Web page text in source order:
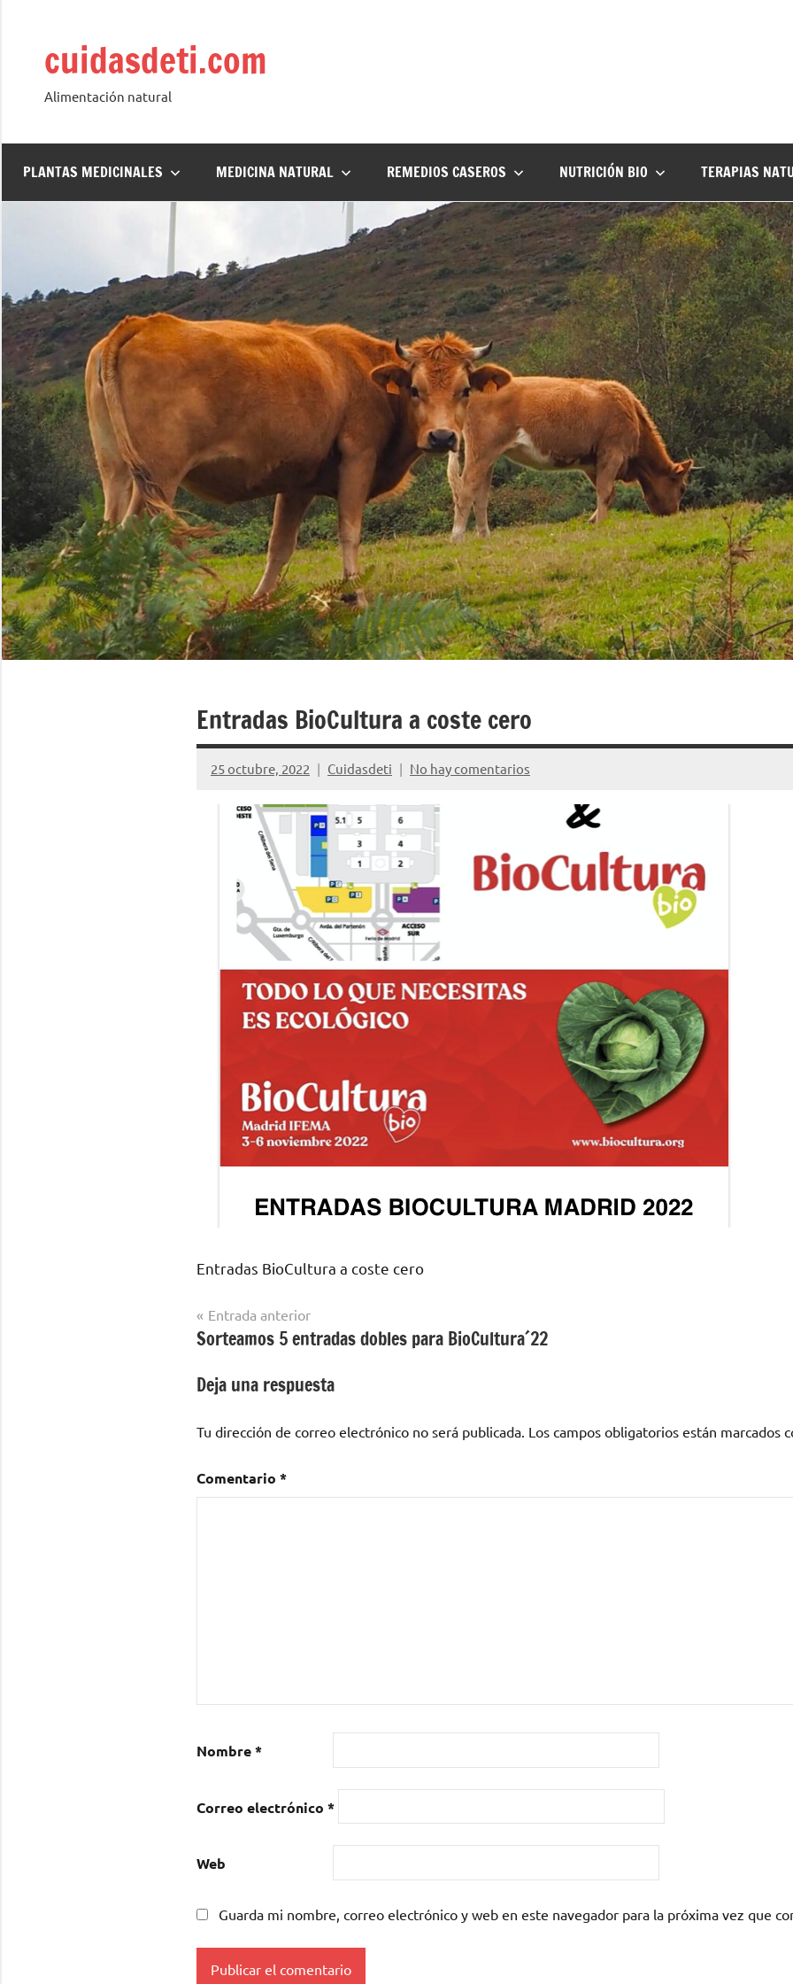
contenidocuidasdeti.com
Alimentación natural
PLANTAS MEDICINALES MEDICINA NATURAL REMEDIOS CASEROS NUTRICIÓN BIO TERAPIAS
Entradas BioCultura a coste cero
25 octubre, 2022 Cuidasdeti No hay comentarios
Entradas BioCultura a coste cero
Navegación
de
entradas
Entrada anterior
Sorteamos 5 entradas dobles para BioCultura´22
Deja una respuesta
Tu dirección de correo electrónico no será publicada. Los campos obligatorios están marcados
Comentario *
Nombre*
Correo electrónico *
Web
Guarda mi nombre, correo electrónico y web en este navegador para la próxima vez que